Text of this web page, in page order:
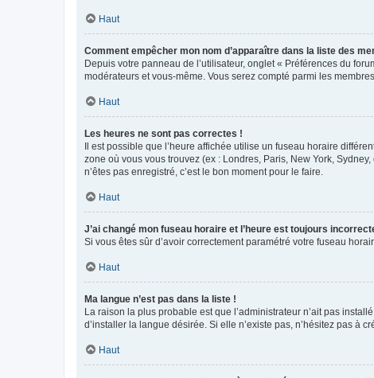
Haut
Comment empêcher mon nom d’apparaître dans la liste des
Depuis votre panneau de l’utilisateur, onglet « Préférences du
modérateurs et vous-même. Vous serez compté parmi les
Haut
Les heures ne sont pas correctes !
Il est possible que l’heure affichée utilise un fuseau horaire
zone où vous vous trouvez (ex : Londres, Paris, New York,
n’êtes pas enregistré, c’est le bon moment pour le faire.
Haut
J’ai changé mon fuseau horaire et l’heure est toujours
Si vous êtes sûr d’avoir correctement paramétré votre fuseau
Haut
Ma langue n’est pas dans la liste !
La raison la plus probable est que l’administrateur n’ait pas
d’installer la langue désirée. Si elle n’existe pas, n’hésitez pas à
Haut